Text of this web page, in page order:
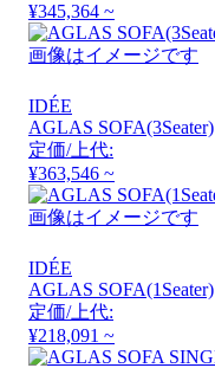
¥345,364 ~
画像はイメージです
IDÉE
AGLAS SOFA(3Seater)
定価/上代:
¥363,546 ~
画像はイメージです
IDÉE
AGLAS SOFA(1Seater)
定価/上代:
¥218,091 ~